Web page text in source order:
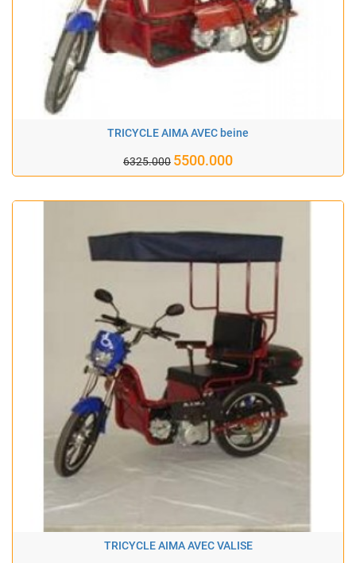
TRICYCLE AIMA AVEC beine
6325.000 5500.000
TRICYCLE AIMA AVEC VALISE